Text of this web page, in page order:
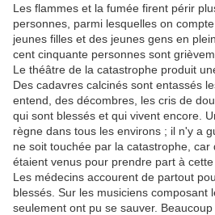
Les flammes et la fumée firent périr
personnes, parmi lesquelles on
jeunes filles et des jeunes gens en
cent cinquante personnes sont
Le théâtre de la catastrophe produit
Des cadavres calcinés sont entassés
entend, des décombres, les cris de
qui sont blessés et qui vivent encore.
règne dans tous les environs ; il n'y a
ne soit touchée par la catastrophe, car
étaient venus pour prendre part à cette
Les médecins accourent de partout
blessés. Sur les musiciens composant
seulement ont pu se sauver.